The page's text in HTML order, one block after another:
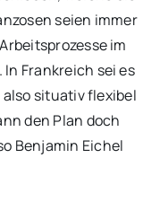
seien immer
im
Frankreich sei es
situativ flexibel
den Plan doch
Benjamin Eichel